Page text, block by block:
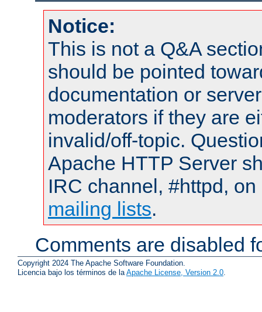
Notice:
This is not a Q&A
should be pointed
documentation or
moderators if they are
invalid/off-topic.
Apache HTTP Server
IRC channel, #httpd,
mailing lists.
Comments are disabled
Copyright 2024 The Apache Software Foundation.
Licencia bajo los términos de la Apache License, Version 2.0